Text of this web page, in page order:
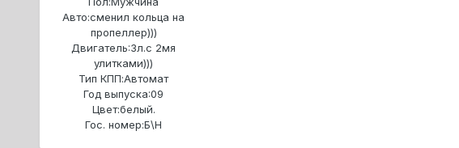
Авто:сменил кольца на
пропеллер)))
Двигатель:3л.с 2мя
улитками)))
Тип КПП:Автомат
Год выпуска:09
Цвет:белый.
Гос. номер:Б\Н